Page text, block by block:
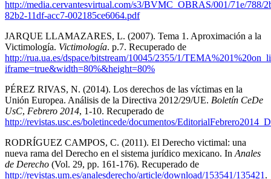
http://media.cervantesvirtual.com/s3/BVMC_OBRAS/001/71e/788/
82b2-11df-acc7-002185ce6064.pdf
JARQUE LLAMAZARES, L. (2007). Tema 1. Aproximación a la
Victimología. Victimología. p.7. Recuperado de
http://rua.ua.es/dspace/bitstream/10045/2355/1/
iframe=true&width=80%&height=80%
PÉREZ RIVAS, N. (2014). Los derechos de las víctimas en la
Unión Europea. Análisis de la Directiva 2012/29/UE. Boletín CeDe
UsC, Febrero 2014, 1-10. Recuperado de
http://revistas.usc.es/boletincede/documentos/
RODRÍGUEZ CAMPOS, C. (2011). El Derecho victimal: una
nueva rama del Derecho en el sistema jurídico mexicano. In Anales
de Derecho (Vol. 29, pp. 161-176). Recuperado de
http://revistas.um.es/analesderecho/article/download/153541/135421 .